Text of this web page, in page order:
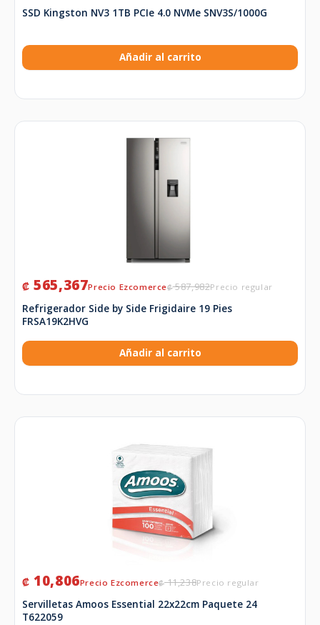
SSD Kingston NV3 1TB PCIe 4.0 NVMe SNV3S/1000G
Añadir al carrito
₡587,982
₡ 565,367
Refrigerador Side by Side Frigidaire 19 Pies
FRSA19K2HVG
Añadir al carrito
₡11,238
₡ 10,806
Servilletas Amoos Essential 22x22cm Paquete 24
T622059